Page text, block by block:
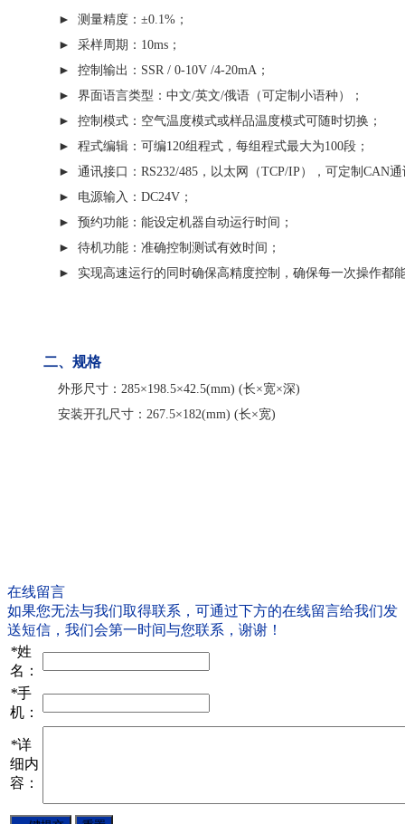
► 测量精度： ±0.1%；
► 采样周期：10ms；
► 控制输出：SSR / 0-10V /4-20mA；
► 界面语言类型：中文/英文/俄语（可定制小语种）；
► 控制模式：空气温度模式或样品温度模式可随时切换；
► 程式编辑：可编120组程式，每组程式最大为100段；
► 通讯接口：RS232/485，以太网（TCP/IP），可定制CAN通
► 电源输入：DC24V；
► 预约功能：能设定机器自动运行时间；
► 待机功能：准确控制测试有效时间；
► 实现高速运行的同时确保高精度控制，确保每一次操作都
二、规格
外形尺寸：285×198.5×42.5(mm) (长×宽×深)
安装开孔尺寸：267.5×182(mm) (长×宽)
在线留言
如果您无法与我们取得联系，可通过下方的在线留言给我们发
送短信，我们会第一时间与您联系，谢谢！
*姓
名：
*手
机：
*详
细内
容：